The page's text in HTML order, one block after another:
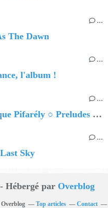
…
The Dawn
…
l'album !
…
François Couturier / Dominique Pifarély ○ Preludes and Songs
…
Sky
Hébergé par Overblog
Top articles Contact